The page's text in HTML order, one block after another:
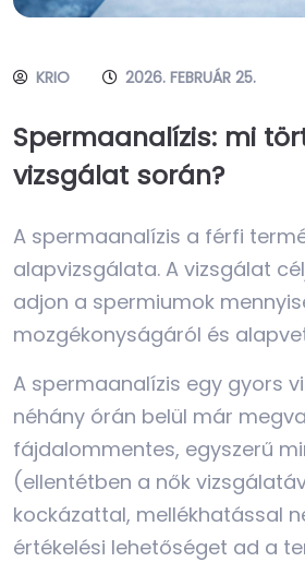
KRIO
2026. FEBRUÁR 25.
Spermaanalízis: mi
vizsgálat során?
A spermaanalízis a férfi
alapvizsgálata. A vizsgálat
adjon a spermiumok
mozgékonyságáról és
A spermaanalízis egy gyors
néhány órán belül már
fájdalommentes, egyszerű
(ellentétben a nők
kockázattal, mellékhatással
értékelési lehetőséget ad a